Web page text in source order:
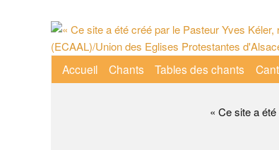
« Ce site a
Menu
principal
Accueil Chants Tables des chants